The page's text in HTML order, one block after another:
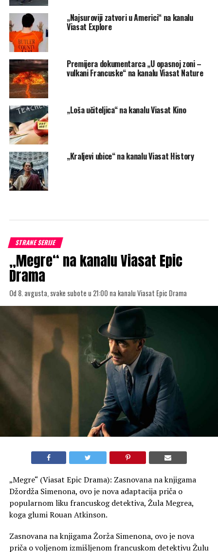
„Najsuroviji zatvori u Americi“ na kanalu
Viasat Explore
Premijera dokumentarca „U opasnoj zoni –
vulkani Francuske“ na kanalu Viasat Nature
„Loša učiteljica“ na kanalu Viasat Kino
„Kraljevi ubice“ na kanalu Viasat History
STRANE SERIJE
„Megre“ na kanalu Viasat Epic
Drama
Od 8. avgusta, svake subote u 21:00 na kanalu Viasat Epic Drama
„Megre“ (Viasat Epic Drama): Zasnovana na knjigama
Džordža Simenona, ovo je nova adaptacija priča o
popularnom liku francuskog detektiva, Žula Megrea,
koga glumi Rouan Atkinson.
Zasnovana na knjigama Žorža Simenona, ovo je nova
priča o voljenom izmišljenom francuskom detektivu Žulu